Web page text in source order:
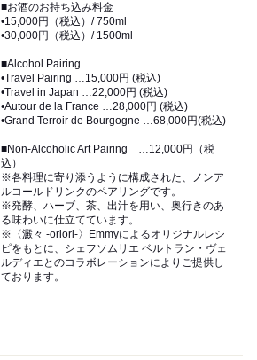
■お酒のお持ち込み料金
•15,000円（税込）/ 750ml
•30,000円（税込）/ 1500ml
■Alcohol Pairing
•Travel Pairing …15,000円 (税込)
•Travel in Japan …22,000円 (税込)
•Autour de la France …28,000円 (税込)
•Grand Terroir de Bourgogne …68,000円(税込)
■Non-Alcoholic Art Pairing …12,000円（税
込）
※各料理に寄り添うように構成された、ノンア
ルコールドリンクのペアリングです。
※発酵、ハーブ、茶、出汁を用い、奥行きのあ
る味わいに仕立てています。
※〈澱々 -oriori-〉Emmyによるオリジナルレシ
ピをもとに、シェフソムリエ ベルトラン・ヴェ
ルディエとのコラボレーションによりご提供し
ております。